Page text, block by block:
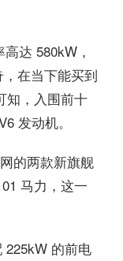
达 580kW，
在当下能买到
知，入围前十
发动机。
的两款新旗舰
马力，这一
225kW 的前电